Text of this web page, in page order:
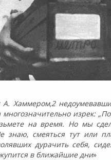
А. Хаммером,2
изрек:
на время. Но мы
знаю, смеяться тут или
дурачить себя,
в ближайшие дни»